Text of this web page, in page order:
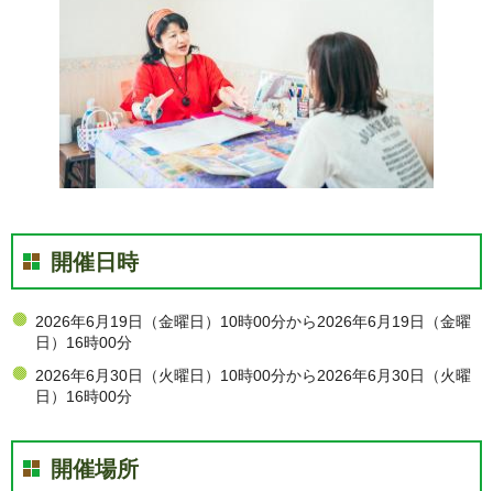
開催日時
2026年6月19日（金曜日）10時00分から2026年6月19日（金曜
日）16時00分
2026年6月30日（火曜日）10時00分から2026年6月30日（火曜
日）16時00分
開催場所